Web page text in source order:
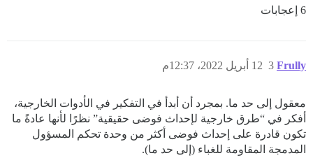
6 إعجابات
Frully 12 أبريل 2022، 12:37م 3
معقول إلى حد ما. بمجرد أن أبدأ في التفكير في الأدوات الخارجية،
أفكر في “طرق خارجية لإحداث فوضى حقيقية” نظرًا لأنها عادةً ما
تكون قادرة على إحداث فوضى أكثر من وحدة تحكم المسؤول
المدمجة المقاومة للغباء (إلى حد ما).